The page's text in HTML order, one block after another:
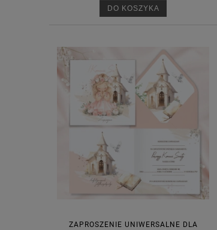
DO KOSZYKA
ZAPROSZENIE UNIWERSALNE DLA